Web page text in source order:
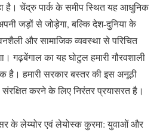
है। चेंद्रु पार्क के समीप स्थित यह आधुनिक
जड़ों से जोड़ेगा, बल्कि देश-दुनिया के
और सामाजिक व्यवस्था से परिचित
गढ़बेंगाल का यह घोटुल हमारी गौरवशाली
है। हमारी सरकार बस्तर की इस अनूठी
करने के लिए निरंतर प्रयासरत है।
के लेय्योर एवं लेयोस्क कुरमा: युवाओं और